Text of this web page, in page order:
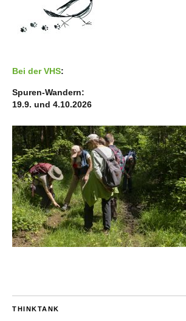
Bei der VHS:
Spuren-Wandern:
19.9. und 4.10.2026
THINKTANK